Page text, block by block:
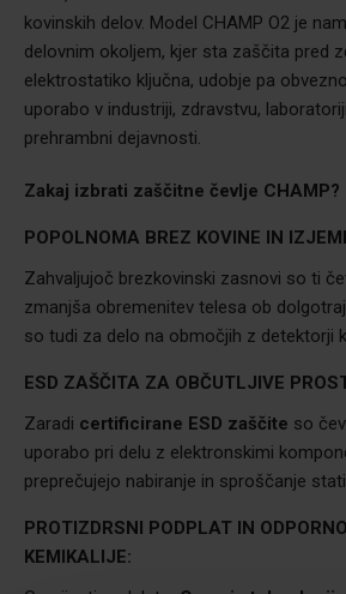
kovinskih delov. Model CHAMP O2 je
delovnim okoljem, kjer sta zaščita pred
elektrostatiko ključna, udobje pa
uporabo v industriji, zdravstvu,
prehrambni dejavnosti.
Zakaj izbrati zaščitne čevlje CHAMP?
POPOLNOMA BREZ KOVINE IN
Zahvaljujoč brezkovinski zasnovi so ti
zmanjša obremenitev telesa ob
so tudi za delo na območjih z detektorji
ESD ZAŠČITA ZA OBČUTLJIVE
Zaradi certificirane ESD zaščite so
uporabo pri delu z elektronskimi
preprečujejo nabiranje in sproščanje
PROTIZDRSNI PODPLAT IN
KEMIKALIJE: